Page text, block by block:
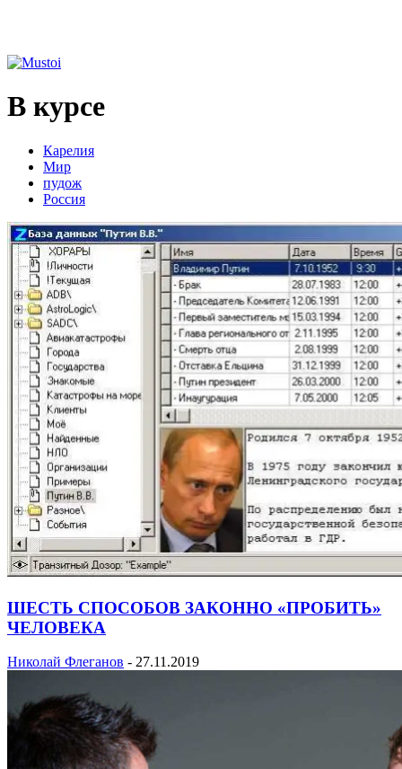
В курсе
Карелия
Мир
пудож
Россия
ШЕСТЬ СПОСОБОВ ЗАКОННО «ПРОБИТЬ»
ЧЕЛОВЕКА
Николай Флеганов - 27.11.2019